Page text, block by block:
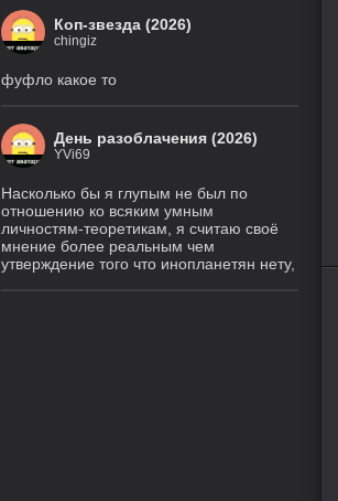
Коп-звезда (2026)
chingiz
фуфло какое то
День разоблачения (2026)
YVi69
Насколько бы я глупым не был по
отношению ко всяким умным
личностям-теоретикам, я считаю своё
мнение более реальным чем
утверждение того что инопланетян нету,